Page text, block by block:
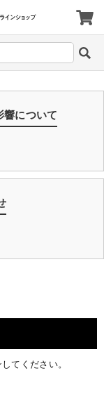
について
てください。